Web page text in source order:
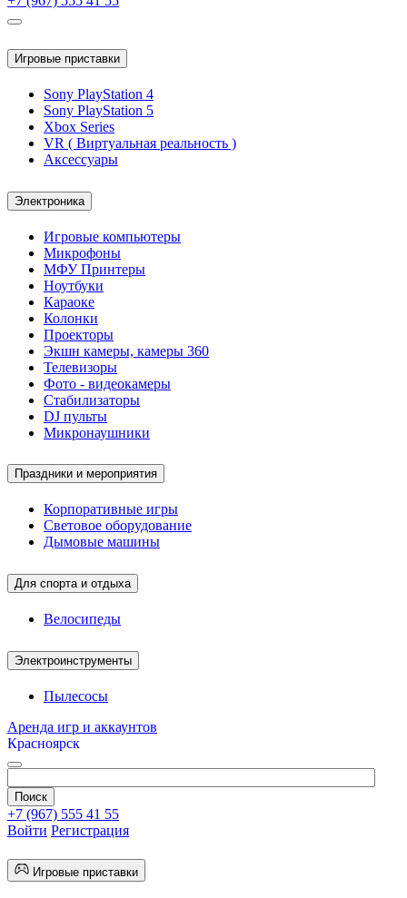
Игровые приставки
Sony PlayStation 4
Sony PlayStation 5
Xbox Series
VR ( Виртуальная реальность )
Аксессуары
Электроника
Игровые компьютеры
Микрофоны
МФУ Принтеры
Ноутбуки
Караоке
Колонки
Проекторы
Экшн камеры, камеры 360
Телевизоры
Фото - видеокамеры
Стабилизаторы
DJ пульты
Микронаушники
Праздники и мероприятия
Корпоративные игры
Световое оборудование
Дымовые машины
Для спорта и отдыха
Велосипеды
Электроинструменты
Пылесосы
Аренда игр и аккаунтов
Красноярск
+7 (967) 555 41 55
Войти Регистрация
Игровые приставки